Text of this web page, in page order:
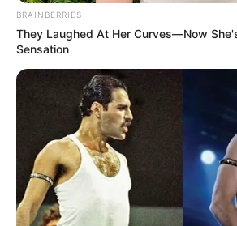
BRAINBERRIES
They Laughed At Her Curves—Now
Sensation